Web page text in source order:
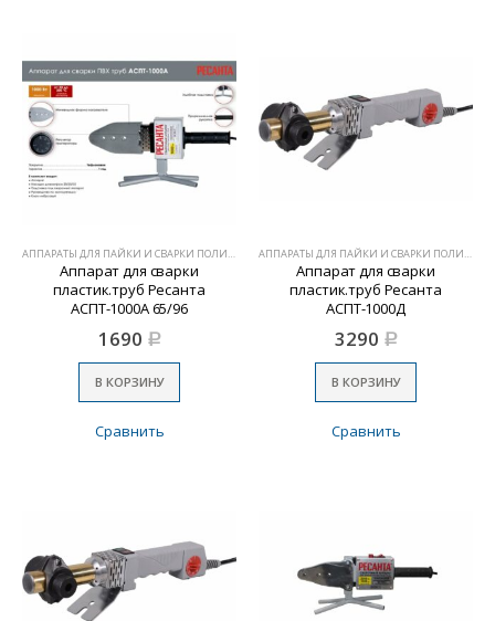
АППАРАТЫ ДЛЯ ПАЙКИ И СВАРКИ ПОЛИМЕРОВ
Аппарат для сварки
пластик.труб Ресанта
АСПТ-1000А 65/96
1690 Р
В КОРЗИНУ
Сравнить
АППАРАТЫ ДЛЯ ПАЙКИ И СВАРКИ ПОЛИМЕРОВ
Аппарат для сварки
пластик.труб Ресанта
АСПТ-1000Д
3290 Р
В КОРЗИНУ
Сравнить